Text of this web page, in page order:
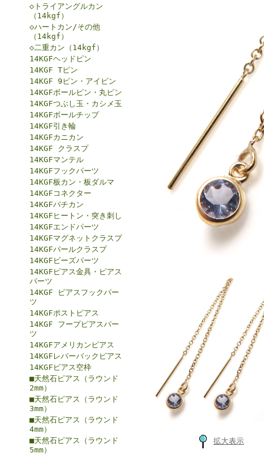
◇トライアングルカン
（14kgf）
◇ハートカン/その他
（14kgf）
◇二重カン（14kgf）
14KGFヘッドピン
14KGF Tピン
14KGF 9ピン・アイピン
14KGFボールピン・丸ピン
14KGFつぶし玉・カシメ玉
14KGFボールチップ
14KGF引き輪
14KGFカニカン
14KGF クラスプ
14KGFマンテル
14KGFフックパーツ
14KGF板カン・板ダルマ
14KGFコネクター
14KGFバチカン
14KGFヒートン・突き刺し
14KGFエンドパーツ
14KGFマグネットクラスプ
14KGFパールクラスプ
14KGFビーズパーツ
14KGFピアス金具・ピアス
パーツ
14KGF ピアスフックパー
ツ
14KGFポストピアス
14KGF フープピアスパー
ツ
14KGFアメリカンピアス
14KGFレバーバックピアス
14KGFピアス空枠
■天然石ピアス（ラウンド
2mm）
■天然石ピアス（ラウンド
3mm）
■天然石ピアス（ラウンド
4mm）
■天然石ピアス（ラウンド
5mm）
拡大表示